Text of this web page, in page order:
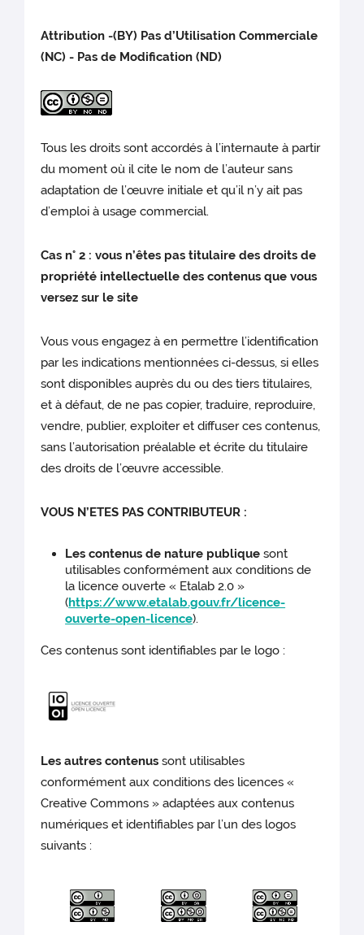
Attribution -(BY) Pas d’Utilisation Commerciale
(NC) - Pas de Modification (ND)
Tous les droits sont accordés à l’internaute à partir
du moment où il cite le nom de l’auteur sans
adaptation de l’œuvre initiale et qu’il n’y ait pas
d’emploi à usage commercial.
Cas n° 2 : vous n’êtes pas titulaire des droits de
propriété intellectuelle des contenus que vous
versez sur le site
Vous vous engagez à en permettre l’identification
par les indications mentionnées ci-dessus, si elles
sont disponibles auprès du ou des tiers titulaires,
et à défaut, de ne pas copier, traduire, reproduire,
vendre, publier, exploiter et diffuser ces contenus,
sans l’autorisation préalable et écrite du titulaire
des droits de l’œuvre accessible.
VOUS N’ETES PAS CONTRIBUTEUR :
Les contenus de nature publique sont
utilisables conformément aux conditions de
la licence ouverte « Etalab 2.0 »
(https://www.etalab.gouv.fr/licence-
ouverte-open-licence).
Ces contenus sont identifiables par le logo :
Les autres contenussont utilisables
conformément aux conditions des licences «
Creative Commons » adaptées aux contenus
numériques et identifiables par l’un des logos
suivants :